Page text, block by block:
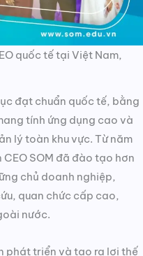
quốc tế tại Việt Nam,
đạt chuẩn quốc tế, bằng
tính ứng dụng cao và
lý toàn khu vực. Từ năm
SOM đã đào tạo hơn
chủ doanh nghiệp,
quan chức cấp cao,
nước.
phát triển và tạo ra lợi thế